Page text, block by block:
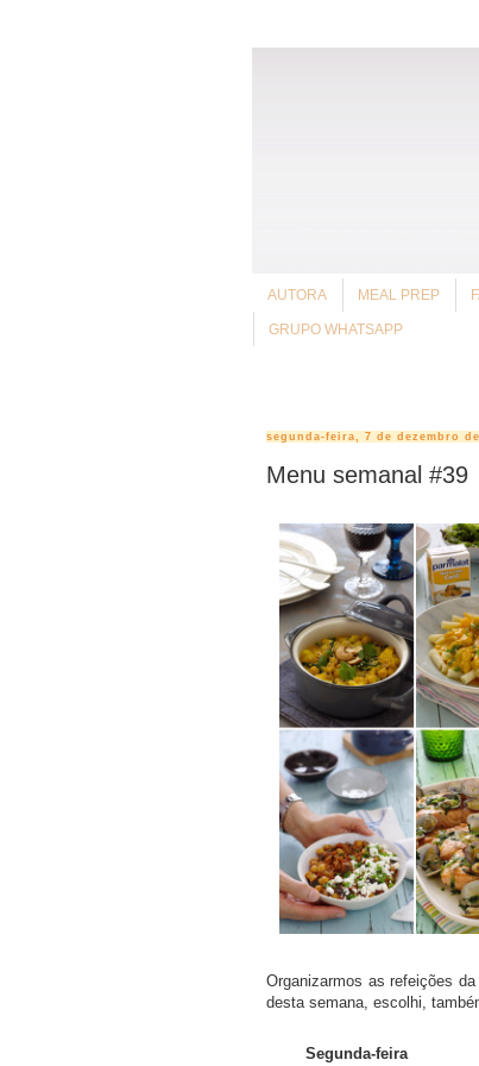
AUTORA MEAL PREP
GRUPO WHATSAPP
segunda-feira, 7 de dezembro de
Menu semanal #39
Organizarmos as refeições
desta semana, escolhi,
Segunda-feira
COMPRAR LIVRO